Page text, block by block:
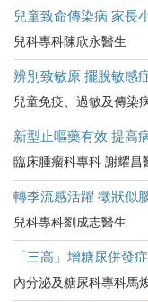
兒童致命傳染病 家長
兒科專科陳欣永醫生
辨別致敏原 擺脫敏感
兒童免疫、過敏及傳染
新型止嘔藥有效 提高
臨床腫瘤科專科 謝耀昌
轉季流感活躍 徵狀似
兒科專科劉成志醫生
「三高」增糖尿併發
內分泌及糖尿科專科馬